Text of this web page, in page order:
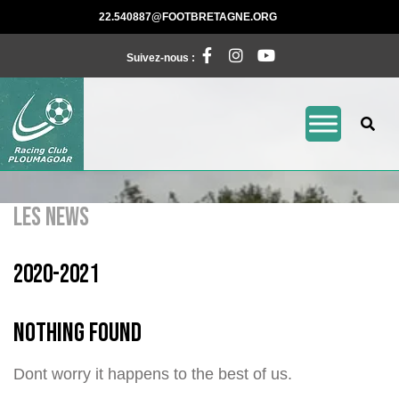
to
22.540887@FOOTBRETAGNE.ORG
Suivez-nous :
FacebookInstagramPinterest
LES NEWS
2020-2021
Nothing Found
Dont worry it happens to the best of us.